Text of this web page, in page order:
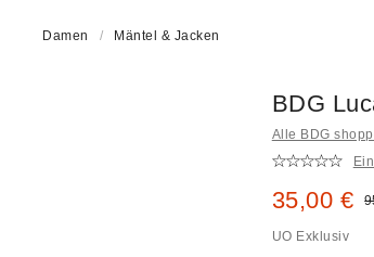
Damen Mäntel & Jacken
BDG
Alle BDG
Sale
35,00 €
UO Exklusiv